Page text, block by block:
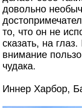
довольно
то, что он не
сказать, на
внимание
чудака.
Иннер Харбор,